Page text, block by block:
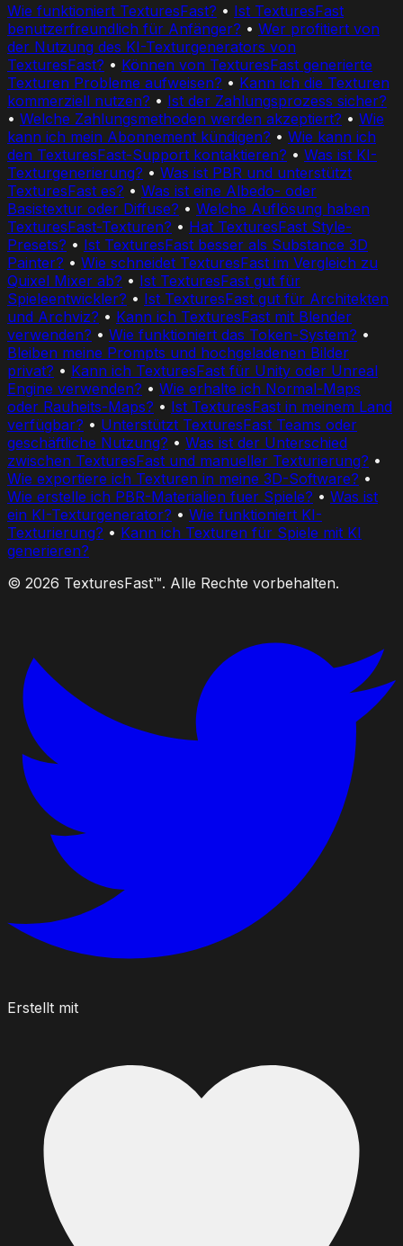
Wie funktioniert TexturesFast? • Ist TexturesFast
benutzerfreundlich für Anfänger? • Wer profitiert von
der Nutzung des KI-Texturgenerators von
TexturesFast? • Können von TexturesFast generierte
Texturen Probleme aufweisen? • Kann ich die Texturen
kommerziell nutzen? • Ist der Zahlungsprozess sicher?
• Welche Zahlungsmethoden werden akzeptiert? • Wie
kann ich mein Abonnement kündigen? • Wie kann ich
den TexturesFast-Support kontaktieren? • Was ist KI-
Texturgenerierung? • Was ist PBR und unterstützt
TexturesFast es? • Was ist eine Albedo- oder
Basistextur oder Diffuse? • Welche Auflösung haben
TexturesFast-Texturen? • Hat TexturesFast Style-
Presets? • Ist TexturesFast besser als Substance 3D
Painter? • Wie schneidet TexturesFast im Vergleich zu
Quixel Mixer ab? • Ist TexturesFast gut für
Spieleentwickler? • Ist TexturesFast gut für Architekten
und Archviz? • Kann ich TexturesFast mit Blender
verwenden? • Wie funktioniert das Token-System? •
Bleiben meine Prompts und hochgeladenen Bilder
privat? • Kann ich TexturesFast für Unity oder Unreal
Engine verwenden? • Wie erhalte ich Normal-Maps
oder Rauheits-Maps? • Ist TexturesFast in meinem Land
verfügbar? • Unterstützt TexturesFast Teams oder
geschäftliche Nutzung? • Was ist der Unterschied
zwischen TexturesFast und manueller Texturierung? •
Wie exportiere ich Texturen in meine 3D-Software? •
Wie erstelle ich PBR-Materialien fuer Spiele? • Was ist
ein KI-Texturgenerator? • Wie funktioniert KI-
Texturierung? • Kann ich Texturen für Spiele mit KI
generieren?
© 2026 TexturesFast™. Alle Rechte vorbehalten.
Erstellt mit